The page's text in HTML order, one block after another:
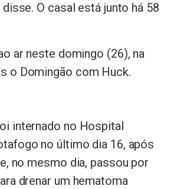
O casal está junto há 58
ar neste domingo (26), na
o Domingão com Huck.
internado no Hospital
no último dia 16, após
no mesmo dia, passou por
drenar um hematoma